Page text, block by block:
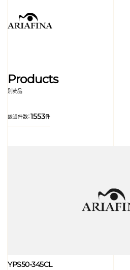
Products
別売品
該当件数：1553件
YPS50-345CL